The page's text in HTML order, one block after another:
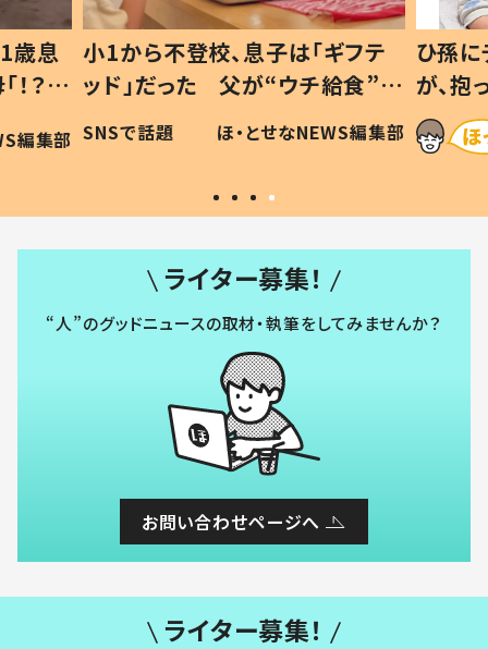
歳息
？」
編集部
小1から不登校、息子は「ギフテ
ッド」だった 父が“ウチ給食”を
作り続ける理由とは #令和の親
#令和の子
SNSで話題 ほ・とせなNEWS編集部
ひ孫
が、
「涙が
い」
ライター募集！
“人”のグッドニュースの取材・執筆をしてみませんか？
お問い合わせページへ
ライター募集！